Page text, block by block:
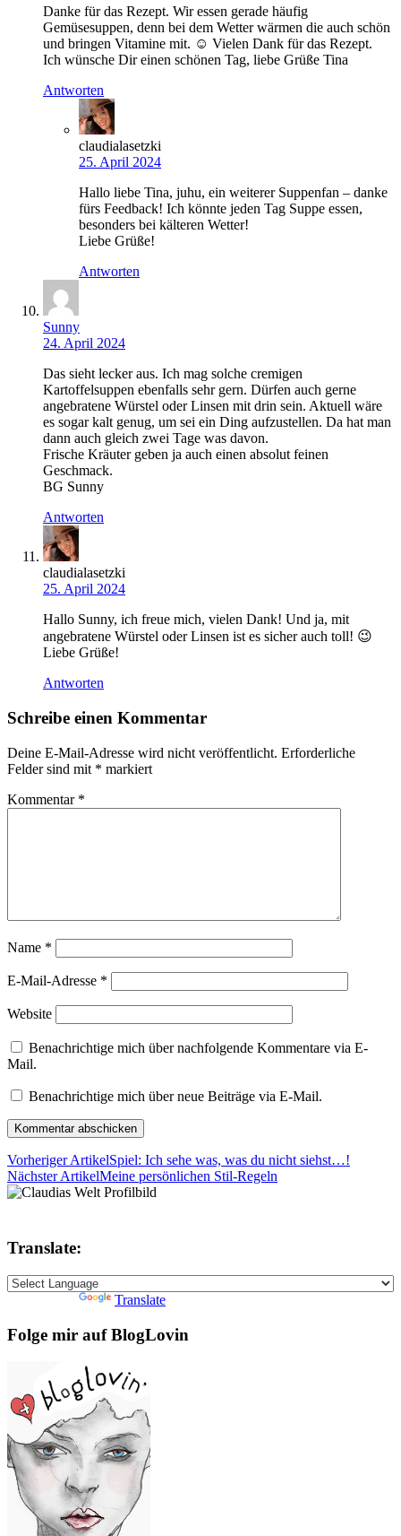
Danke für das Rezept. Wir essen gerade häufig
Gemüsesuppen, denn bei dem Wetter wärmen die auch schön
und bringen Vitamine mit. ☺️ Vielen Dank für das Rezept.
Ich wünsche Dir einen schönen Tag, liebe Grüße Tina
Antworten
claudialasetzki
25. April 2024
Hallo liebe Tina, juhu, ein weiterer Suppenfan – danke
fürs Feedback! Ich könnte jeden Tag Suppe essen,
besonders bei kälteren Wetter!
Liebe Grüße!
Antworten
Sunny
24. April 2024
Das sieht lecker aus. Ich mag solche cremigen
Kartoffelsuppen ebenfalls sehr gern. Dürfen auch gerne
angebratene Würstel oder Linsen mit drin sein. Aktuell wäre
es sogar kalt genug, um sei ein Ding aufzustellen. Da hat man
dann auch gleich zwei Tage was davon.
Frische Kräuter geben ja auch einen absolut feinen
Geschmack.
BG Sunny
Antworten
claudialasetzki
25. April 2024
Hallo Sunny, ich freue mich, vielen Dank! Und ja, mit
angebratene Würstel oder Linsen ist es sicher auch toll! 😉
Liebe Grüße!
Antworten
Schreibe einen Kommentar
Deine E-Mail-Adresse wird nicht veröffentlicht. Erforderliche
Felder sind mit * markiert
Kommentar *
Name *
E-Mail-Adresse *
Website
Benachrichtige mich über nachfolgende Kommentare via E-
Mail.
Benachrichtige mich über neue Beiträge via E-Mail.
Vorheriger ArtikelSpiel: Ich sehe was, was du nicht siehst…!
Nächster ArtikelMeine persönlichen Stil-Regeln
Translate:
Translate
Folge mir auf BlogLovin